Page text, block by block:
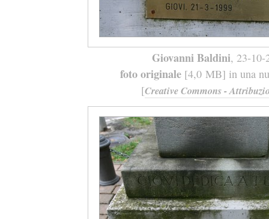
Giovanni Baldini, 23-10-
foto originale[4,0 MB] in una
[Creative Commons -